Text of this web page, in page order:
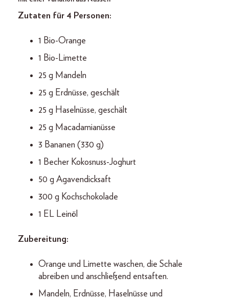
Zutaten für 4 Personen:
1 Bio-Orange
1 Bio-Limette
25 g Mandeln
25 g Erdnüsse, geschält
25 g Haselnüsse, geschält
25 g Macadamianüsse
3 Bananen (330 g)
1 Becher Kokosnuss-Joghurt
50 g Agavendicksaft
300 g Kochschokolade
1 EL Leinöl
Zubereitung:
Orange und Limette waschen, die Schale
abreiben und anschließend entsaften.
Mandeln, Erdnüsse, Haselnüsse und